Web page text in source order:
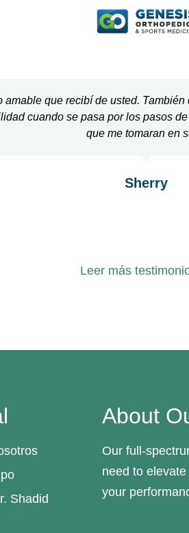
amable que recibí de usted.
cuando se pasa por los pasos
que me tomaran en
Sherry
Leer más
Shadid
About
Our full-
need to
your